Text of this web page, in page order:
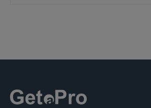
 Sign in with Apple